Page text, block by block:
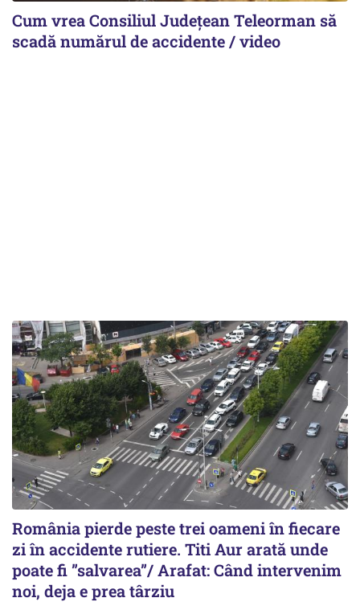
Cum vrea Consiliul Județean Teleorman să
scadă numărul de accidente / video
România pierde peste trei oameni în fiecare
zi în accidente rutiere. Titi Aur arată unde
poate fi ”salvarea”/ Arafat: Când intervenim
noi, deja e prea târziu